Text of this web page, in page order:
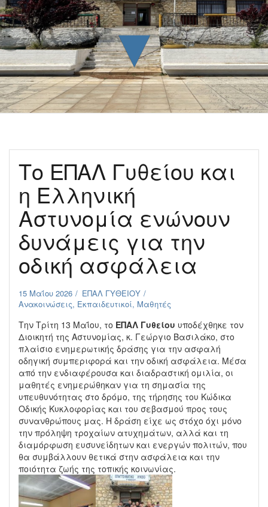
▼
Το ΕΠΑΛ Γυθείου και
η Ελληνική
Αστυνομία ενώνουν
δυνάμεις για την
οδική ασφάλεια
15 Μαΐου 2026
ΕΠΑΛ ΓΥΘΕΙΟΥ
Ανακοινώσεις, Εκπαιδευτικοί, Μαθητές
Την Τρίτη 13 Μαΐου, το ΕΠΑΛ Γυθείου υποδέχθηκε τον
Διοικητή της Αστυνομίας, κ. Γεώργιο Βασιλάκο, στο
πλαίσιο ενημερωτικής δράσης για την ασφαλή
οδηγική συμπεριφορά και την οδική ασφάλεια. Μέσα
από την ενδιαφέρουσα και διαδραστική ομιλία, οι
μαθητές ενημερώθηκαν για τη σημασία της
υπευθυνότητας στο δρόμο, της τήρησης του Κώδικα
Οδικής Κυκλοφορίας και του σεβασμού προς τους
συνανθρώπους μας. Η δράση είχε ως στόχο όχι μόνο
την πρόληψη τροχαίων ατυχημάτων, αλλά και τη
διαμόρφωση ευσυνείδητων και ενεργών πολιτών, που
θα συμβάλλουν θετικά στην ασφάλεια και την
ποιότητα ζωής της τοπικής κοινωνίας.